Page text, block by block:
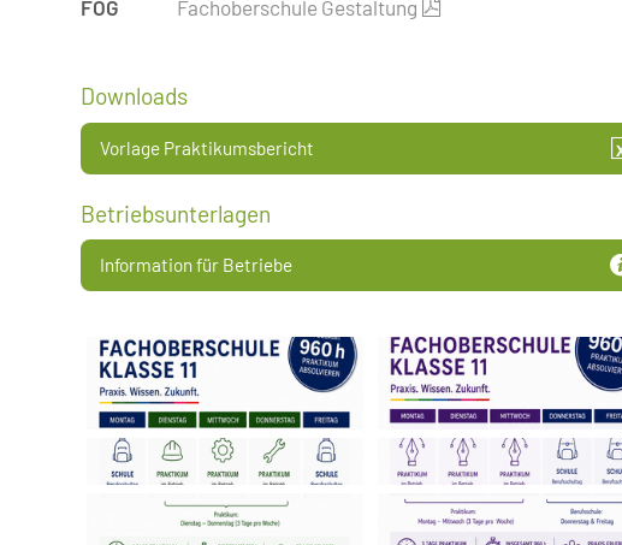
FOG Fachoberschule Gestaltung
Downloads
Vorlage Praktikumsbericht
Betriebsunterlagen
Information für Betriebe